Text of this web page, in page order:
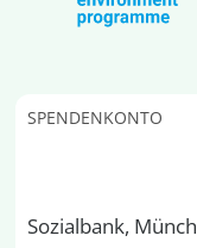
SPENDENKONTO
Sozialbank,